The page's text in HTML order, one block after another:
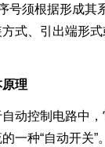
须根据形成其系
式、引出端形
理
控制电路中，
一种“自动开关”